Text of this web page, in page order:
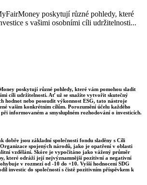
poskytují různé pohledy, které
s vašimi osobními cíli udržitelnosti...
poskytují různé pohledy, které vám pomohou sladit
cíli udržitelnosti. Ať už se snažíte vytvořit skutečný
hodnot nebo posoudit výkonnost ESG, tato nástroje
vašim konkrétním cílům. Porozumění účelu každého
informovaném a smysluplném rozhodování o investicích.
dobře jsou základní společnosti fondu sladěny s Cíli
spojených národů, jako je opatření v oblasti
vzdělání. Skóre je vypočítáno jako vážený průměr
které odráží její nejvýznamnější pozitivní a negativní
v rozmezí od -10 do +10. Vyšší hodnocení SDG
investic do společností s čistě pozitivním příspěvkem k